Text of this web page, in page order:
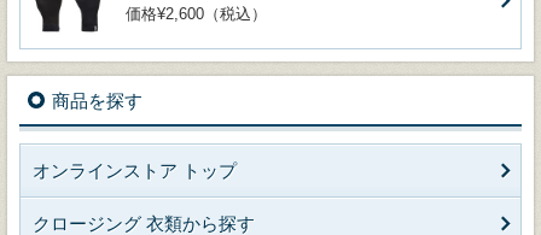
価格¥2,600（税込）
商品を探す
オンラインストア トップ
クロージング 衣類から探す